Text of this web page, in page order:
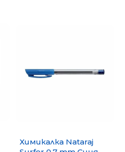
Химикалка Nataraj